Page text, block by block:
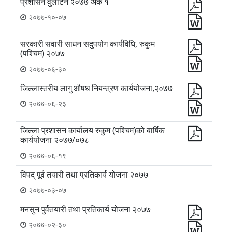
२०७७-१०-०७
सरकारी सवारी साधन सदुपयोग कार्यविधि, रुकुम
(पश्चिम) २०७७
२०७७-०६-३०
जिल्लास्तरीय लागु औषध नियन्त्रण कार्ययोजना,२०७७
२०७७-०६-२३
जिल्ला प्रशासन कार्यालय रुकुम (पश्चिम)को बार्षिक
कार्ययोजना २०७७/०७८
२०७७-०६-१९
विपद् पूर्व तयारी तथा प्रतिकार्य योजना २०७७
२०७७-०३-०७
मनसुन पुर्वतयारी तथा प्रतिकार्य योजना २०७७
२०७७-०२-३०